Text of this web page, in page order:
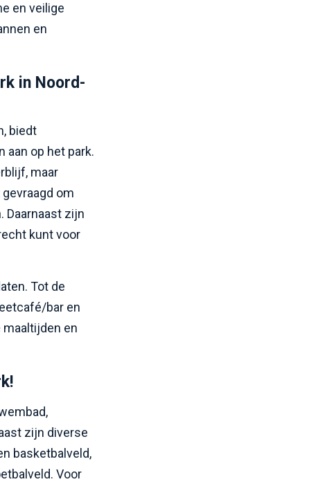
en veilige
en
in Noord-
biedt
aan op het park.
maar
om
Daarnaast zijn
kunt voor
Tot de
bar en
maaltijden en
zijn diverse
basketbalveld,
Voor